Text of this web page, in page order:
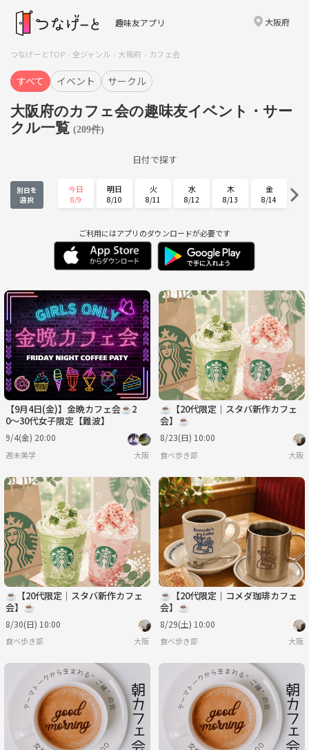
趣味友アプリ 大阪府
つなげーとTOP 全ジャンル 大阪府 カフェ会
すべて イベント サークル
大阪府のカフェ会の趣味友イベント・サー
クル一覧 (209件)
日付で探す
別日を
選択
今日
8/9
明日
8/10
火
8/11
水
8/12
木
8/13
金
8/14
8/15 8/16 8/17 8/18 8/19
金
8/21
土
8/22
月
8/24
火
8/25
8/27 8/28 8/29 8/30 8/31 9/1
水
9/2
木
9/3
金
9/4
土
9/5
日
9/6
月
9/7
ご利用にはアプリのダウンロードが必要です
【9月4日(金)】金晩カフェ会☕️2
0〜30代女子限定【難波】
9/4(金) 20:00
週末美学 大阪
☕【20代限定｜スタバ新作カフェ
会】☕
8/23(日) 10:00
食べ歩き部 大阪
☕【20代限定｜スタバ新作カフェ
会】☕
8/30(日) 10:00
食べ歩き部 大阪
☕【20代限定｜コメダ珈琲カフェ
会】☕
8/29(土) 10:00
食べ歩き部 大阪